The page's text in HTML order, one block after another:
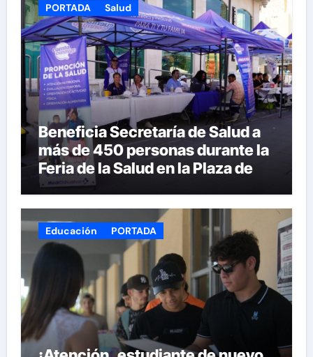
PORTADA Salud
Beneficia Secretaría de Salud a
más de 450 personas durante la
Feria de la Salud en la Plaza de
Armas
Educación PORTADA